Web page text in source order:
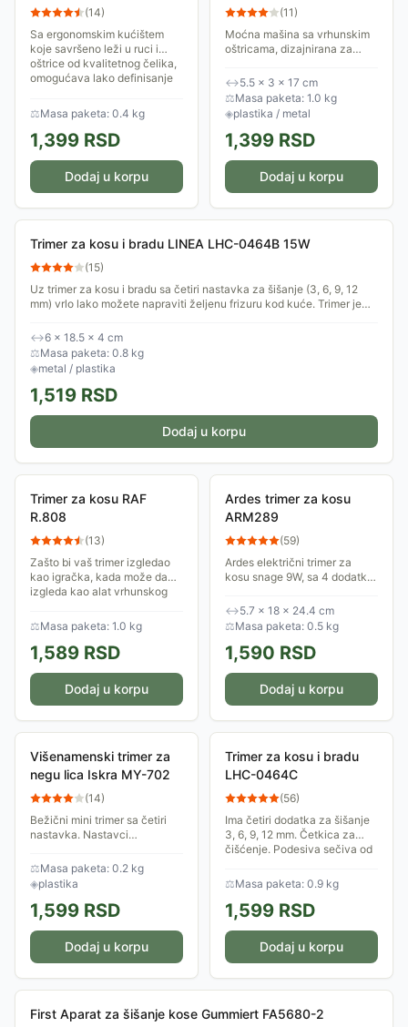
(14)
Sa ergonomskim kućištem
koje savršeno leži u ruci i
oštrice od kvalitetnog čelika,
omogućava lako definisanje
svako...
⚖Masa paketa: 0.4 kg
1,399 RSD
Dodaj u korpu
(11)
Moćna mašina sa vrhunskim
oštricama, dizajnirana za
kompromise kada je u pitanju
njihov stil. Bilo da održavate
kratku...
↔5.5 × 3 × 17 cm
⚖Masa paketa: 1.0 kg
◈plastika / metal
1,399 RSD
Dodaj u korpu
Trimer za kosu i bradu LINEA LHC-0464B 15W
(15)
Uz trimer za kosu i bradu sa četiri nastavka za šišanje (3, 6, 9, 12
mm) vrlo lako možete napraviti željenu frizuru kod kuće. Trimer je
↔6 × 18.5 × 4 cm
⚖Masa paketa: 0.8 kg
◈metal / plastika
1,519 RSD
Dodaj u korpu
Trimer za kosu RAF
R.808
(13)
Zašto bi vaš trimer izgledao
kao igračka, kada može da
izgleda kao alat vrhunskog
motorom, ovaj model je
stvoren za muškarce...
⚖Masa paketa: 1.0 kg
1,589 RSD
Dodaj u korpu
Ardes trimer za kosu
ARM289
(59)
Ardes električni trimer za
kosu snage 9W, sa 4 dodatka
uljem i četkicom za šišćenje.
↔5.7 × 18 × 24.4 cm
⚖Masa paketa: 0.5 kg
1,590 RSD
Dodaj u korpu
Višenamenski trimer za
negu lica Iskra MY-702
(14)
Bežični mini trimer sa četiri
nastavka. Nastavci
obrva, skraćivanje dlaka iz
ušiju i nosa, oblikovanje
zulufa, doterivanje...
⚖Masa paketa: 0.2 kg
◈plastika
1,599 RSD
Dodaj u korpu
Trimer za kosu i bradu
LHC-0464C
(56)
Ima četiri dodatka za šišanje
3, 6, 9, 12 mm. Četkica za
čišćenje. Podesiva sečiva od
dugovečan motor.
⚖Masa paketa: 0.9 kg
1,599 RSD
Dodaj u korpu
First Aparat za šišanje kose Gummiert FA5680-2